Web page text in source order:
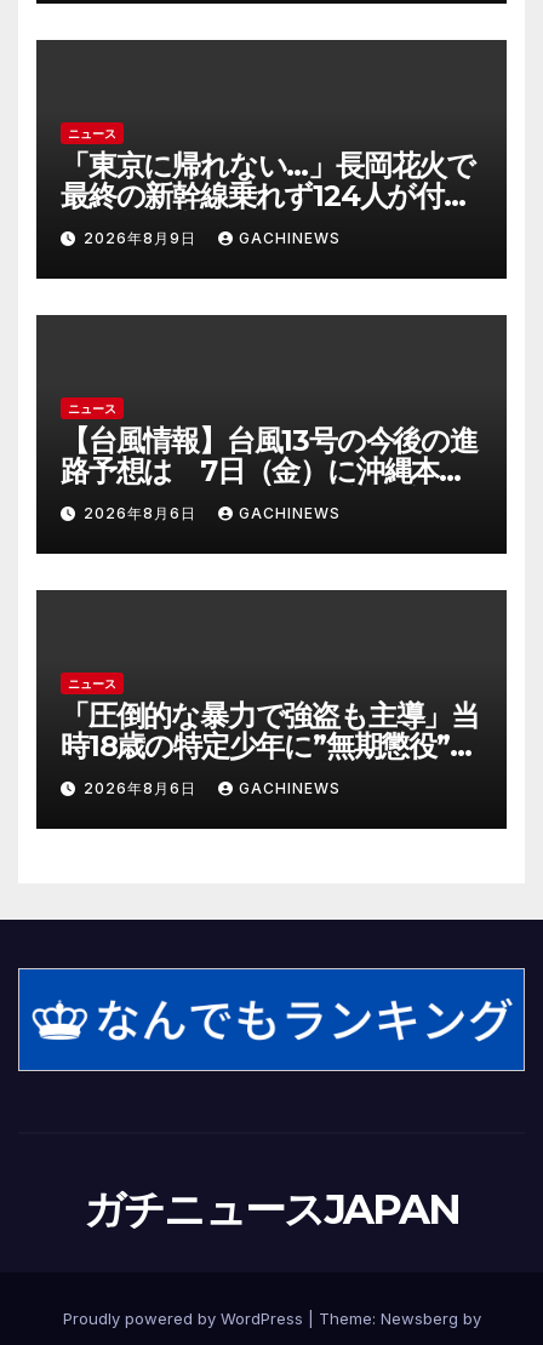
ニュース
「東京に帰れない…」長岡花火で
最終の新幹線乗れず124人が付近
施設で一夜明かす “フェニック
ス”の打ち上げ時間後ろ倒しの影
響は?「分散退場には一定の効果
あった」(FNNプライムオンライ
2026年8月9日 GACHINEWS
ニュース
【台風情報】台風13号の今後の進
路予想は 7日（金）に沖縄本島
に直撃するおそれ 一部の家屋
が倒壊するおそれがある猛烈な
風が吹く見込み(FNNプライムオ
ンライン)
2026年8月6日 GACHINEWS
ニュース
「圧倒的な暴力で強盗も主導」当
時18歳の特定少年に”無期懲役”求
刑の背景『年齢の若さで説明でき
ないほど悪質だと検察が判断』
＜元裁判官が解説＞全国的に見て
2026年8月6日 GACHINEWS
ガチニュースJAPAN
Proudly powered by WordPress Theme: Newsberg by